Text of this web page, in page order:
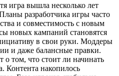
игра вышла несколько лет
разработчика игры часто
и совместимость с новым
новых кампаний становятся
в свои руки. Моддеры
и даже балансные правки.
о том, что стоит ли начинать
Контента накопилось